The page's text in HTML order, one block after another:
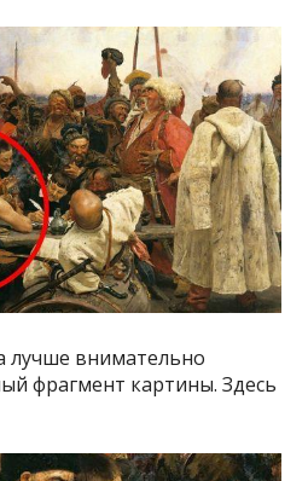
лучше внимательно
фрагмент картины. Здесь